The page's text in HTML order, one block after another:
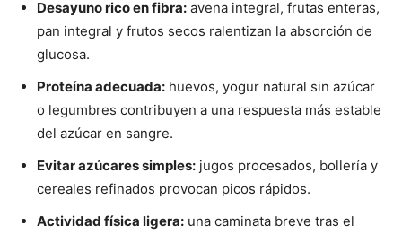
Desayuno rico en fibra: avena integral, frutas enteras,
pan integral y frutos secos ralentizan la absorción de
glucosa.
Proteína adecuada: huevos, yogur natural sin azúcar
o legumbres contribuyen a una respuesta más estable
del azúcar en sangre.
Evitar azúcares simples: jugos procesados, bollería y
cereales refinados provocan picos rápidos.
Actividad física ligera: una caminata breve tras el